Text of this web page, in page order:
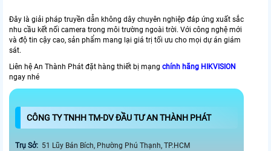
Đây là giải pháp truyền dẫn không dây chuyên nghiệp đáp ứng xuất sắc
nhu cầu kết nối camera trong môi trường ngoài trời. Với công nghệ mới
và độ tin cậy cao, sản phẩm mang lại giá trị tối ưu cho mọi dự án giám
sát.
Liên hệ An Thành Phát đặt hàng thiết bị mạng chính hãng HIKVISION
ngay nhé
CÔNG TY TNHH TM-DV ĐẦU TƯ AN THÀNH PHÁT
Trụ Sở: 51 Lũy Bán Bích, Phường Phú Thạnh, TP.HCM